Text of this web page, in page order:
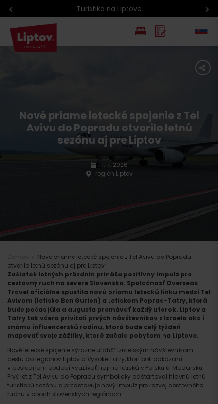
Atrakcie na Liptove podľa veku detí
PL
share
Nové priame letecké spojenie z Tel
Avivu do Popradu otvorilo letnú
sezónu aj pre Liptov
1. 7. 2026
región Liptov
Nové priame letecké spojenie z Tel Avivu do Popradu
otvorilo letnú sezónu aj pre Liptov
Začiatok letných prázdnin prináša pozitívny impulz pre
cestovný ruch na severe Slovenska. Spoločnosť Overseas
Travel oficiálne spustila novú priamu leteckú linku medzi Tel
Avivom (letisko Ben Gurion) a Letiskom Poprad-Tatry, ktorá
bude počas júla a augusta premávať každý utorok. Liptov a
Tatry tak včera privítali prvých návštevníkov z Izraela ako i
známu influencerskú rodinu, ktorá bude celý týždeň
mapovať svoje zážitky, ktoré začala pobytom na Liptove.
Nové letecké spojenie výrazne uľahčí izraelským návštevníkom
cestu do regiónov Liptov a Vysoké Tatry, ktorí boli odkázaní
v poslednom období využívať najmä letiská v Poľsku či Maďarsku.
Prvý let z Tel Avivu do Popradu symbolicky odštartoval hlavnú letnú
turistickú sezónu a predstavuje nový impulz pre rozvoj cestovného
ruchu v oboch slovenských regiónoch.